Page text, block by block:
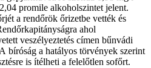
promile alkoholszintet jelent.
a rendőrök őrizetbe vették és
ahol
veszélyeztetés címen bűnvádi
bíróság a hatályos törvények szerint
is ítélheti a felelőtlen sofőrt.